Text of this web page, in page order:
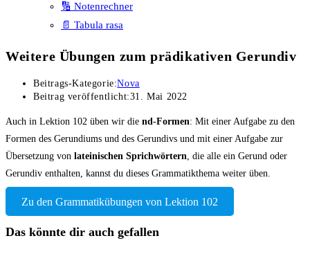
🔢 Notenrechner
📄 Tabula rasa
Weitere Übungen zum prädikativen Gerundiv
Beitrags-Kategorie:Nova
Beitrag veröffentlicht:31. Mai 2022
Auch in Lektion 102 üben wir die nd-Formen: Mit einer Aufgabe zu den
Formen des Gerundiums und des Gerundivs und mit einer Aufgabe zur
Übersetzung von lateinischen Sprichwörtern, die alle ein Gerund oder
Gerundiv enthalten, kannst du dieses Grammatikthema weiter üben.
Zu den Grammatikübungen von Lektion 102
Das könnte dir auch gefallen